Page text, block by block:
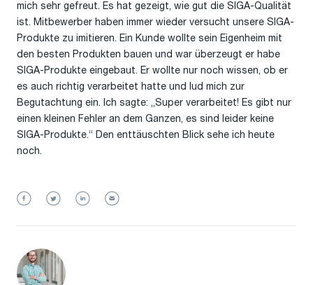
mich sehr gefreut. Es hat gezeigt, wie gut die SIGA-Qualität
ist. Mitbewerber haben immer wieder versucht unsere SIGA-
Produkte zu imitieren. Ein Kunde wollte sein Eigenheim mit
den besten Produkten bauen und war überzeugt er habe
SIGA-Produkte eingebaut. Er wollte nur noch wissen, ob er
es auch richtig verarbeitet hatte und lud mich zur
Begutachtung ein. Ich sagte: „Super verarbeitet! Es gibt nur
einen kleinen Fehler an dem Ganzen, es sind leider keine
SIGA-Produkte.“ Den enttäuschten Blick sehe ich heute
noch.